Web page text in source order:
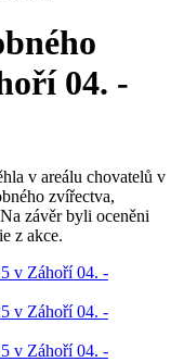
04. -
v areálu chovatelů v
zvířectva,
závěr byli oceněni
z akce.